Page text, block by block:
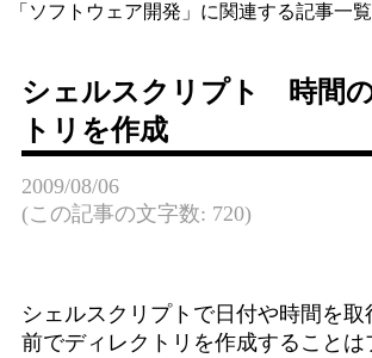
「ソフトウェア開発」に関連する記事一覧
シェルスクリプト 時間
トリを作成
2009/08/06
(この記事の文字数: 720)
シェルスクリプトで日付や時間を取
前でディレクトリを作成することは